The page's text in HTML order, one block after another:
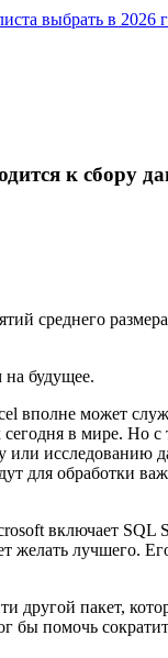
выбрать в 2026
к сбору
среднего
будущее.
вполне может
в мире. Но
исследованию
для обработки
включает SQL
желать лучшего.
другой пакет,
помочь